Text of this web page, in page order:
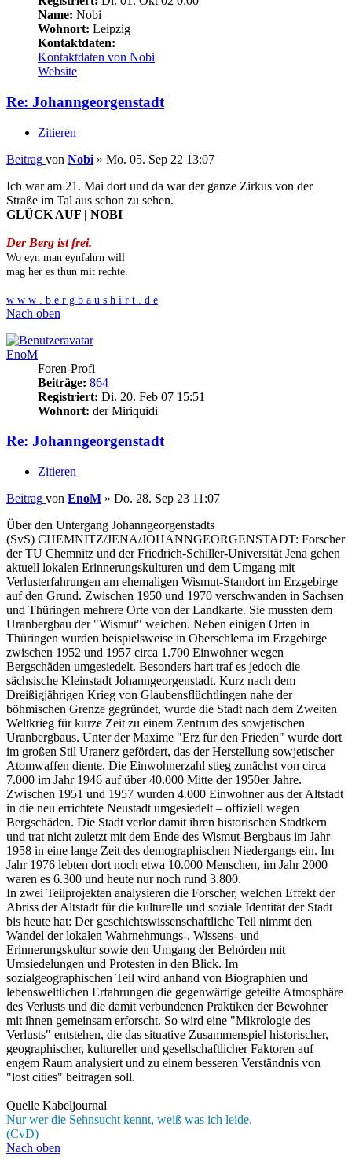
Name: Nobi
Wohnort: Leipzig
Kontaktdaten:
Kontaktdaten von Nobi
Website
Re: Johanngeorgenstadt
Zitieren
Beitrag von Nobi » Mo. 05. Sep 22 13:07
Ich war am 21. Mai dort und da war der ganze Zirkus von der
Straße im Tal aus schon zu sehen.
GLÜCK AUF | NOBI
Der Berg ist frei.
Wo eyn man eynfahrn will
mag her es thun mit rechte.
w w w . b e r g b a u s h i r t . d e
Nach oben
EnoM
Foren-Profi
Beiträge: 864
Registriert: Di. 20. Feb 07 15:51
Wohnort: der Miriquidi
Re: Johanngeorgenstadt
Zitieren
Beitrag von EnoM » Do. 28. Sep 23 11:07
Über den Untergang Johanngeorgenstadts
(SvS) CHEMNITZ/JENA/JOHANNGEORGENSTADT: Forscher
der TU Chemnitz und der Friedrich-Schiller-Universität Jena gehen
aktuell lokalen Erinnerungskulturen und dem Umgang mit
Verlusterfahrungen am ehemaligen Wismut-Standort im Erzgebirge
auf den Grund. Zwischen 1950 und 1970 verschwanden in Sachsen
und Thüringen mehrere Orte von der Landkarte. Sie mussten dem
Uranbergbau der "Wismut" weichen. Neben einigen Orten in
Thüringen wurden beispielsweise in Oberschlema im Erzgebirge
zwischen 1952 und 1957 circa 1.700 Einwohner wegen
Bergschäden umgesiedelt. Besonders hart traf es jedoch die
sächsische Kleinstadt Johanngeorgenstadt. Kurz nach dem
Dreißigjährigen Krieg von Glaubensflüchtlingen nahe der
böhmischen Grenze gegründet, wurde die Stadt nach dem Zweiten
Weltkrieg für kurze Zeit zu einem Zentrum des sowjetischen
Uranbergbaus. Unter der Maxime "Erz für den Frieden" wurde dort
im großen Stil Uranerz gefördert, das der Herstellung sowjetischer
Atomwaffen diente. Die Einwohnerzahl stieg zunächst von circa
7.000 im Jahr 1946 auf über 40.000 Mitte der 1950er Jahre.
Zwischen 1951 und 1957 wurden 4.000 Einwohner aus der Altstadt
in die neu errichtete Neustadt umgesiedelt – offiziell wegen
Bergschäden. Die Stadt verlor damit ihren historischen Stadtkern
und trat nicht zuletzt mit dem Ende des Wismut-Bergbaus im Jahr
1958 in eine lange Zeit des demographischen Niedergangs ein. Im
Jahr 1976 lebten dort noch etwa 10.000 Menschen, im Jahr 2000
waren es 6.300 und heute nur noch rund 3.800.
In zwei Teilprojekten analysieren die Forscher, welchen Effekt der
Abriss der Altstadt für die kulturelle und soziale Identität der Stadt
bis heute hat: Der geschichtswissenschaftliche Teil nimmt den
Wandel der lokalen Wahrnehmungs-, Wissens- und
Erinnerungskultur sowie den Umgang der Behörden mit
Umsiedelungen und Protesten in den Blick. Im
sozialgeographischen Teil wird anhand von Biographien und
lebensweltlichen Erfahrungen die gegenwärtige geteilte Atmosphäre
des Verlusts und die damit verbundenen Praktiken der Bewohner
mit ihnen gemeinsam erforscht. So wird eine "Mikrologie des
Verlusts" entstehen, die das situative Zusammenspiel historischer,
geographischer, kultureller und gesellschaftlicher Faktoren auf
engem Raum analysiert und zu einem besseren Verständnis von
"lost cities" beitragen soll.
Quelle Kabeljournal
Nur wer die Sehnsucht kennt, weiß was ich leide.
(CvD)
Nach oben